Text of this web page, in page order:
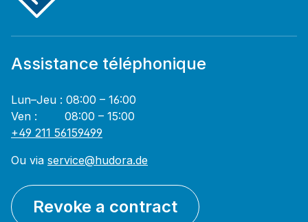
Assistance téléphonique
Lun–Jeu : 08:00 – 16:00
Ven : 08:00 – 15:00
+49 211 56159499
Ou via service@hudora.de
Revoke a contract